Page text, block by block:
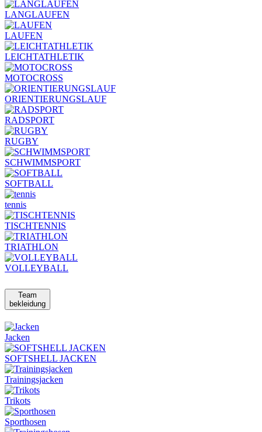
LANGLAUFEN
LAUFEN
LEICHTATHLETIK
MOTOCROSS
ORIENTIERUNGSLAUF
RADSPORT
RUGBY
SCHWIMMSPORT
SOFTBALL
tennis
TISCHTENNIS
TRIATHLON
VOLLEYBALL
Team
bekleidung
Jacken
SOFTSHELL JACKEN
Trainingsjacken
Trikots
Sporthosen